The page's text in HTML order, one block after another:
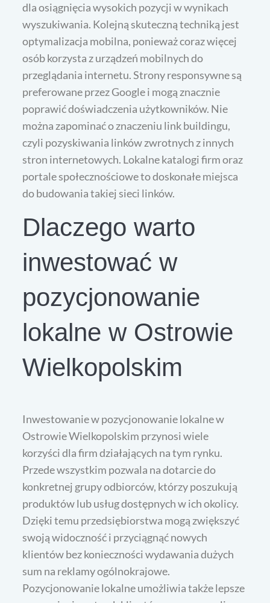
dla osiągnięcia wysokich pozycji w wynikach
wyszukiwania. Kolejną skuteczną techniką jest
optymalizacja mobilna, ponieważ coraz więcej
osób korzysta z urządzeń mobilnych do
przeglądania internetu. Strony responsywne są
preferowane przez Google i mogą znacznie
poprawić doświadczenia użytkowników. Nie
można zapominać o znaczeniu link buildingu,
czyli pozyskiwania linków zwrotnych z innych
stron internetowych. Lokalne katalogi firm oraz
portale społecznościowe to doskonałe miejsca
do budowania takiej sieci linków.
Dlaczego warto
inwestować w
pozycjonowanie
lokalne w Ostrowie
Wielkopolskim
Inwestowanie w pozycjonowanie lokalne w
Ostrowie Wielkopolskim przynosi wiele
korzyści dla firm działających na tym rynku.
Przede wszystkim pozwala na dotarcie do
konkretnej grupy odbiorców, którzy poszukują
produktów lub usług dostępnych w ich okolicy.
Dzięki temu przedsiębiorstwa mogą zwiększyć
swoją widoczność i przyciągnąć nowych
klientów bez konieczności wydawania dużych
sum na reklamy ogólnokrajowe.
Pozycjonowanie lokalne umożliwia także lepsze